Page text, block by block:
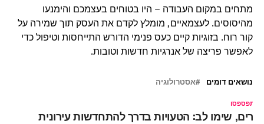
מתחים במקום העבודה – היו בטוחים בעצמכם והימנעו
מהיסוסים. לעצמאיים, מומלץ לקדם את העסק תוך שמירה על
קור רוח. בזוגיות קיים כעס פנימי הדורש התייחסות וטיפול כדי
לאפשר פריצה של אנרגיות חדשות וטובות.
נושאים דומים אסטרולוגיה
תפספסו
שימו לב: הטעויות בדרך להתחדשות עירונית